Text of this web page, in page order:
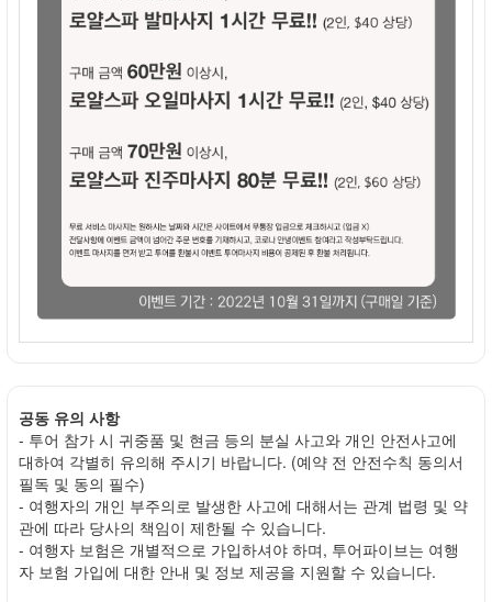
공동 유의 사항
- 투어 참가 시 귀중품 및 현금 등의 분실 사고와 개인 안전사고에
대하여 각별히 유의해 주시기 바랍니다. (예약 전 안전수칙 동의서
필독 및 동의 필수)
- 여행자의 개인 부주의로 발생한 사고에 대해서는 관계 법령 및 약
관에 따라 당사의 책임이 제한될 수 있습니다.
- 여행자 보험은 개별적으로 가입하셔야 하며, 투어파이브는 여행
자 보험 가입에 대한 안내 및 정보 제공을 지원할 수 있습니다.